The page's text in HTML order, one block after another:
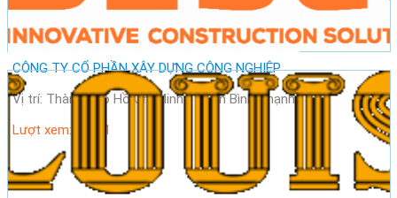
CÔNG TY CỔ PHẦN XÂY DỰNG CÔNG NGHIỆP
Vị trí: Thành Phố Hồ Chí Minh - Quận Bình Thạnh
Lượt xem: 28501